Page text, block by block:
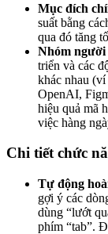
Mục đích
suất bằng
qua đó tăng
Nhóm người
triển và các
khác nhau
OpenAI,
hiệu quả mã
việc hàng
Chi tiết chức
Tự động
gợi ý các
dùng “lướt
phím “tab”.